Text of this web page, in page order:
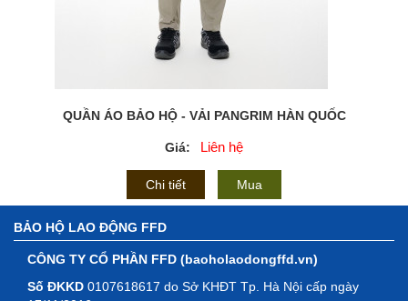
QUẦN ÁO BẢO HỘ - VẢI PANGRIM HÀN QUỐC
Giá: Liên hệ
Chi tiết Mua
BẢO HỘ LAO ĐỘNG FFD
CÔNG TY CỔ PHẦN FFD (baoholaodongffd.vn)
Số ĐKKD 0107618617 do Sở KHĐT Tp. Hà Nội cấp ngày